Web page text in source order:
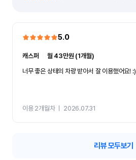
5.0
캐스퍼
월 43만원 (1개월)
너무 좋은 상태의 차량 받아서 잘 이용했어요! :)
이용 2개월차ㅣ 2026.07.31
리뷰 모두보기